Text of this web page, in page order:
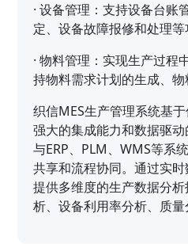
·设备管理：支持设备台账
定、设备故障报修和处理等
·物料管理：实现生产过程
持物料需求计划的生成、物
织信MES生产管理系统基
强大的集成能力和数据驱
与ERP、PLM、WMS等系
共享和流程协同。通过实
提供多维度的生产数据分
析、设备利用率分析、质量